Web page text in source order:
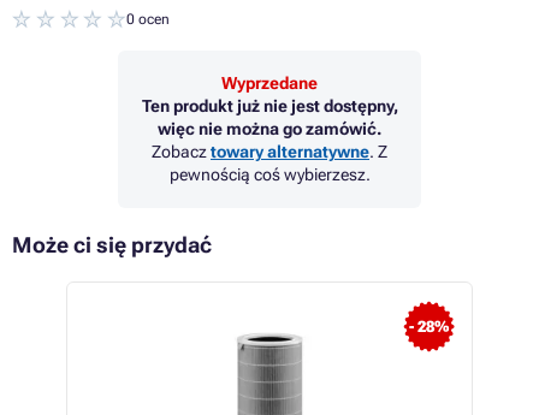
0 ocen
Wyprzedane
Ten produkt już nie jest dostępny,
więc nie można go zamówić.
Zobacztowary alternatywne. Z
pewnością coś wybierzesz.
Może ci się przydać
- 28%